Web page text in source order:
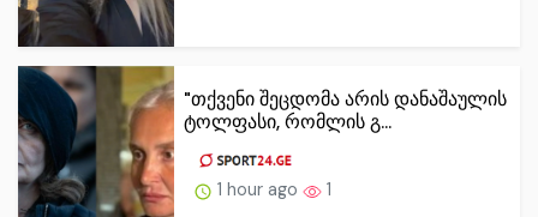
"თქვენი შეცდომა არის დანაშაულის
ტოლფასი, რომ­ლის გ...
1 hour ago 1